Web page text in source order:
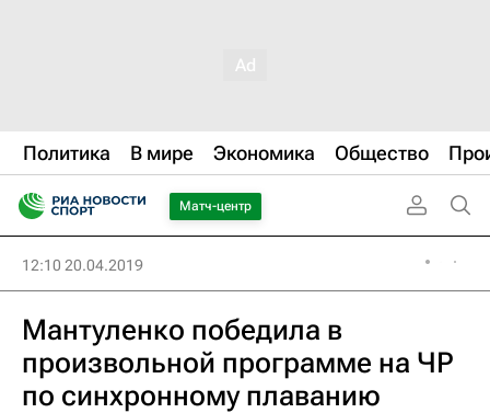
Политика В мире Экономика Общество
Матч-центр
12:10 20.04.2019
Мантуленко победила в
произвольной программе на ЧР
по синхронному плаванию